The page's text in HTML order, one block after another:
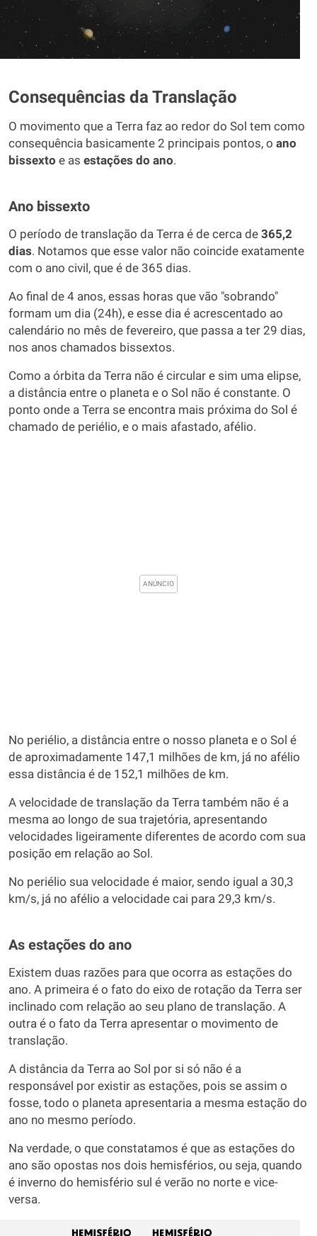
Consequências da Translação
O movimento que a Terra faz ao redor do Sol tem como
consequência basicamente 2 principais pontos, o ano
bissexto e as estações do ano.
Ano bissexto
O período de translação da Terra é de cerca de 365,2
dias. Notamos que esse valor não coincide exatamente
com o ano civil, que é de 365 dias.
Ao final de 4 anos, essas horas que vão "sobrando"
formam um dia (24h), e esse dia é acrescentado ao
calendário no mês de fevereiro, que passa a ter 29 dias,
nos anos chamados bissextos.
Como a órbita da Terra não é circular e sim uma elipse,
a distância entre o planeta e o Sol não é constante. O
ponto onde a Terra se encontra mais próxima do Sol é
chamado de periélio, e o mais afastado, afélio.
No periélio, a distância entre o nosso planeta e o Sol é
de aproximadamente 147,1 milhões de km, já no afélio
essa distância é de 152,1 milhões de km.
A velocidade de translação da Terra também não é a
mesma ao longo de sua trajetória, apresentando
velocidades ligeiramente diferentes de acordo com sua
posição em relação ao Sol.
No periélio sua velocidade é maior, sendo igual a 30,3
km/s, já no afélio a velocidade cai para 29,3 km/s.
As estações do ano
Existem duas razões para que ocorra as estações do
ano. A primeira é o fato do eixo de rotação da Terra ser
inclinado com relação ao seu plano de translação. A
outra é o fato da Terra apresentar o movimento de
translação.
A distância da Terra ao Sol por si só não é a
responsável por existir as estações, pois se assim o
fosse, todo o planeta apresentaria a mesma estação do
ano no mesmo período.
Na verdade, o que constatamos é que as estações do
ano são opostas nos dois hemisférios, ou seja, quando
é inverno do hemisfério sul é verão no norte e vice-
versa.